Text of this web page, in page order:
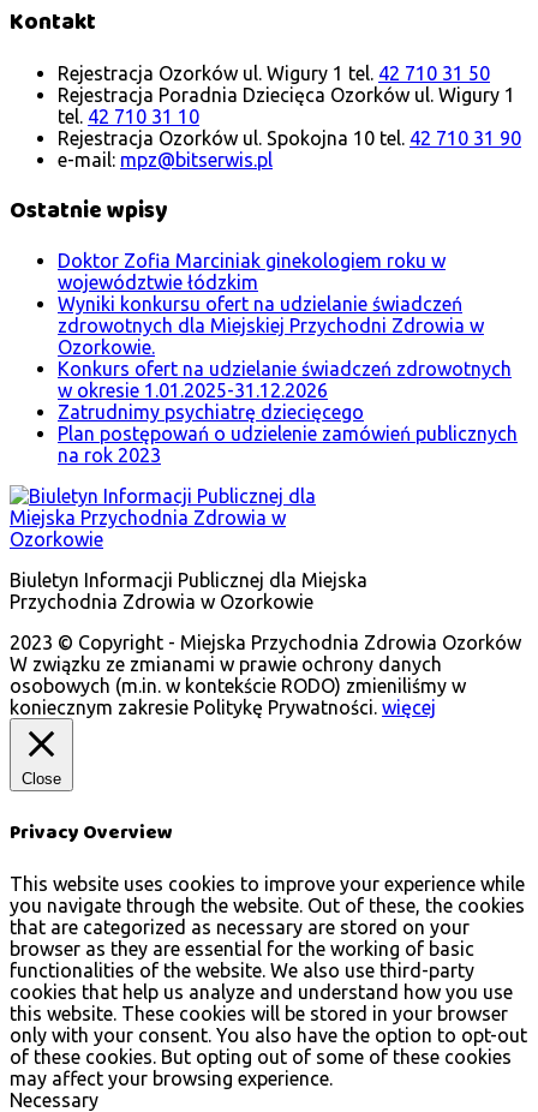
Kontakt
Rejestracja Ozorków ul. Wigury 1 tel. 42 710 31 50
Rejestracja Poradnia Dziecięca Ozorków ul. Wigury 1
tel. 42 710 31 10
Rejestracja Ozorków ul. Spokojna 10 tel. 42 710 31 90
e-mail: mpz@bitserwis.pl
Ostatnie wpisy
Doktor Zofia Marciniak ginekologiem roku w
województwie łódzkim
Wyniki konkursu ofert na udzielanie świadczeń
zdrowotnych dla Miejskiej Przychodni Zdrowia w
Ozorkowie.
Konkurs ofert na udzielanie świadczeń zdrowotnych
w okresie 1.01.2025-31.12.2026
Zatrudnimy psychiatrę dziecięcego
Plan postępowań o udzielenie zamówień publicznych
na rok 2023
Biuletyn Informacji Publicznej dla Miejska
Przychodnia Zdrowia w Ozorkowie
2023 © Copyright - Miejska Przychodnia Zdrowia Ozorków
W związku ze zmianami w prawie ochrony danych
osobowych (m.in. w kontekście RODO) zmieniliśmy w
koniecznym zakresie Politykę Prywatności. więcej
Close
Privacy Overview
This website uses cookies to improve your experience while
you navigate through the website. Out of these, the cookies
that are categorized as necessary are stored on your
browser as they are essential for the working of basic
functionalities of the website. We also use third-party
cookies that help us analyze and understand how you use
this website. These cookies will be stored in your browser
only with your consent. You also have the option to opt-out
of these cookies. But opting out of some of these cookies
may affect your browsing experience.
Necessary